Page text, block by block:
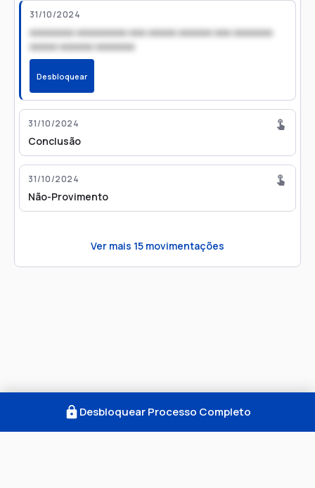
31/10/2024
xxxxxxxx xxxxxxxxx xxx xxxxx xxxxxx xxx xxxxxxx
xxxxx xxxxxx xxxxxxx
Desbloquear
31/10/2024
Conclusão
31/10/2024
Não-Provimento
Ver mais 15 movimentações
Desbloquear Processo Completo